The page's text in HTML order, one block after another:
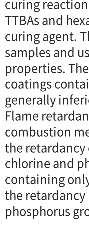
curing
TTBAs and
curing agent.
samples and
properties.
coatings
generally
Flame
combustion
the
chlorine and
containing
the retardancy
phosphorus